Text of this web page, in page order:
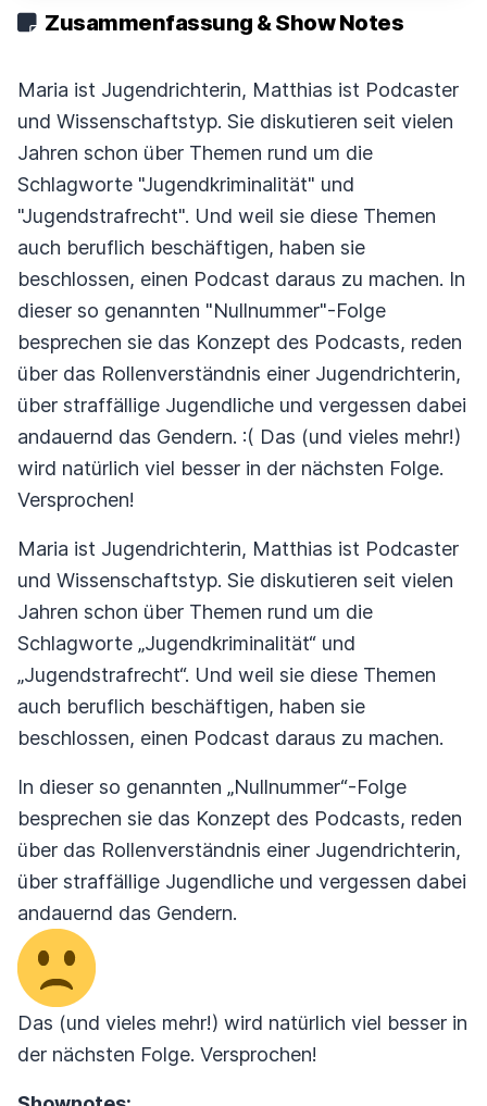
Zusammenfassung & Show Notes
Maria ist Jugendrichterin, Matthias ist Podcaster
und Wissenschaftstyp. Sie diskutieren seit vielen
Jahren schon über Themen rund um die
Schlagworte "Jugendkriminalität" und
"Jugendstrafrecht". Und weil sie diese Themen
auch beruflich beschäftigen, haben sie
beschlossen, einen Podcast daraus zu machen. In
dieser so genannten "Nullnummer"-Folge
besprechen sie das Konzept des Podcasts, reden
über das Rollenverständnis einer Jugendrichterin,
über straffällige Jugendliche und vergessen dabei
andauernd das Gendern. :( Das (und vieles mehr!)
wird natürlich viel besser in der nächsten Folge.
Versprochen!
Maria ist Jugendrichterin, Matthias ist Podcaster
und Wissenschaftstyp. Sie diskutieren seit vielen
Jahren schon über Themen rund um die
Schlagworte „Jugendkriminalität“ und
„Jugendstrafrecht“. Und weil sie diese Themen
auch beruflich beschäftigen, haben sie
beschlossen, einen Podcast daraus zu machen.
In dieser so genannten „Nullnummer“-Folge
besprechen sie das Konzept des Podcasts, reden
über das Rollenverständnis einer Jugendrichterin,
über straffällige Jugendliche und vergessen dabei
andauernd das Gendern.
Das (und vieles mehr!) wird natürlich viel besser in
der nächsten Folge. Versprochen!